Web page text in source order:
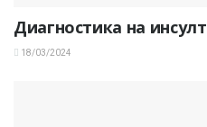
Диагностика на инсулт
18/03/2024